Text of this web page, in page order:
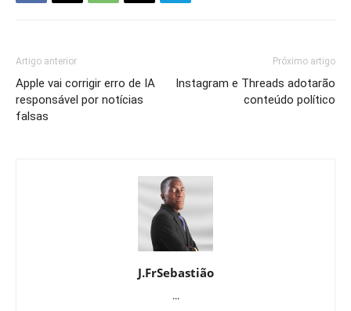
Artigo anterior
Apple vai corrigir erro de IA
responsável por notícias
falsas
Próximo artigo
Instagram e Threads adotarão
conteúdo político
J.FrSebastião
...